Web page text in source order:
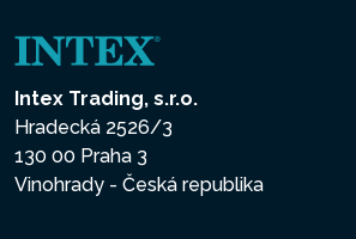
Intex Trading, s.r.o.
Hradecká 2526/3
130 00 Praha 3
Vinohrady - Česká republika